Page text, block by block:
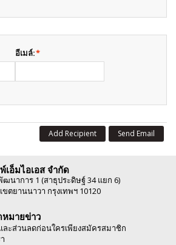
*
อีเมล์:
Send Email
Add Recipient
อ็มไอเอส จำกัด
นาการ 1 (สาธุประดิษฐ์ 34 แยก 6)
ขตยานนาวา กรุงเทพฯ 10120
มายข่าว
ะส่วนลดก่อนใครเพียงสมัครสมาชิก